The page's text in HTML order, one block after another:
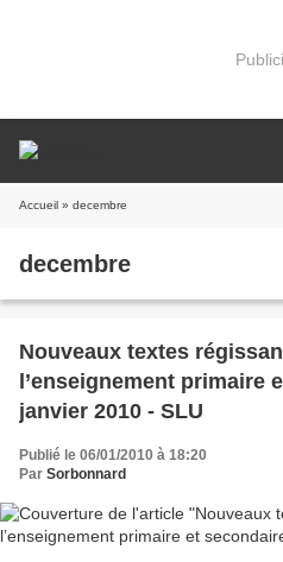
Accueil » decembre
decembre
Nouveaux textes
l’enseignement primaire
janvier 2010 - SLU
Publié le 06/01/2010 à 18:20
Par Sorbonnard